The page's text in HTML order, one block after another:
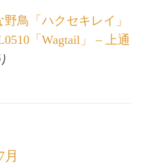
鳥「ハクセキレイ」
「Wagtail」 – 上通
月